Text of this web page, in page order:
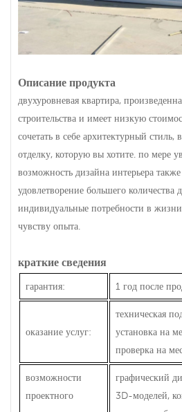
Описание продукта
двухуровневая квартира,
строительства и имеет низкую
сочетать в себе архитектурный
отделку, которую вы хотите. по мере
возможность дизайна интерьера также
удовлетворение большего количества
индивидуальные потребности в
чувству опыта.
краткие сведения
гарантия: 1 год после
оказание услуг:
техническая
установка на
проверка на
возможности
проектного
графический
3D-моделей,